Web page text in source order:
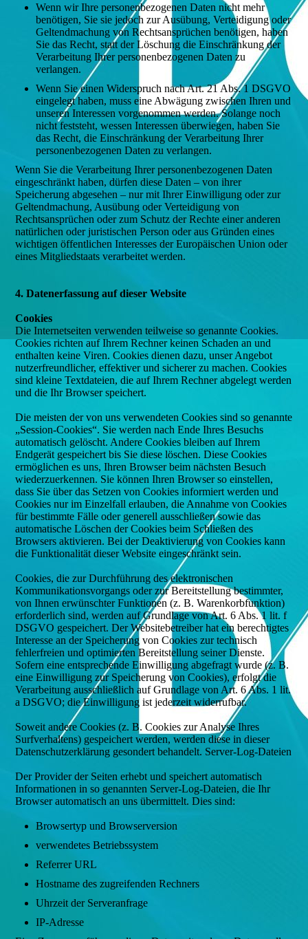
Wenn wir Ihre personenbezogenen Daten nicht mehr
benötigen, Sie sie jedoch zur Ausübung, Verteidigung oder
Geltendmachung von Rechtsansprüchen benötigen, haben
Sie das Recht, statt der Löschung die Einschränkung der
Verarbeitung Ihrer personenbezogenen Daten zu
verlangen.
Wenn Sie einen Widerspruch nach Art. 21 Abs. 1 DSGVO
eingelegt haben, muss eine Abwägung zwischen Ihren und
unseren Interessen vorgenommen werden. Solange noch
nicht feststeht, wessen Interessen überwiegen, haben Sie
das Recht, die Einschränkung der Verarbeitung Ihrer
personenbezogenen Daten zu verlangen.
Wenn Sie die Verarbeitung Ihrer personenbezogenen Daten
eingeschränkt haben, dürfen diese Daten – von ihrer
Speicherung abgesehen – nur mit Ihrer Einwilligung oder zur
Geltendmachung, Ausübung oder Verteidigung von
Rechtsansprüchen oder zum Schutz der Rechte einer anderen
natürlichen oder juristischen Person oder aus Gründen eines
wichtigen öffentlichen Interesses der Europäischen Union oder
eines Mitgliedstaats verarbeitet werden.
4. Datenerfassung auf dieser Website
Cookies
Die Internetseiten verwenden teilweise so genannte Cookies.
Cookies richten auf Ihrem Rechner keinen Schaden an und
enthalten keine Viren. Cookies dienen dazu, unser Angebot
nutzerfreundlicher, effektiver und sicherer zu machen. Cookies
sind kleine Textdateien, die auf Ihrem Rechner abgelegt werden
und die Ihr Browser speichert.
Die meisten der von uns verwendeten Cookies sind so genannte
„Session-Cookies“. Sie werden nach Ende Ihres Besuchs
automatisch gelöscht. Andere Cookies bleiben auf Ihrem
Endgerät gespeichert bis Sie diese löschen. Diese Cookies
ermöglichen es uns, Ihren Browser beim nächsten Besuch
wiederzuerkennen. Sie können Ihren Browser so einstellen,
dass Sie über das Setzen von Cookies informiert werden und
Cookies nur im Einzelfall erlauben, die Annahme von Cookies
für bestimmte Fälle oder generell ausschließen sowie das
automatische Löschen der Cookies beim Schließen des
Browsers aktivieren. Bei der Deaktivierung von Cookies kann
die Funktionalität dieser Website eingeschränkt sein.
Cookies, die zur Durchführung des elektronischen
Kommunikationsvorgangs oder zur Bereitstellung bestimmter,
von Ihnen erwünschter Funktionen (z. B. Warenkorbfunktion)
erforderlich sind, werden auf Grundlage von Art. 6 Abs. 1 lit. f
DSGVO gespeichert. Der Websitebetreiber hat ein berechtigtes
Interesse an der Speicherung von Cookies zur technisch
fehlerfreien und optimierten Bereitstellung seiner Dienste.
Sofern eine entsprechende Einwilligung abgefragt wurde (z. B.
eine Einwilligung zur Speicherung von Cookies), erfolgt die
Verarbeitung ausschließlich auf Grundlage von Art. 6 Abs. 1 lit.
a DSGVO; die Einwilligung ist jederzeit widerrufbar.
Soweit andere Cookies (z. B. Cookies zur Analyse Ihres
Surfverhaltens) gespeichert werden, werden diese in dieser
Datenschutzerklärung gesondert behandelt. Server-Log-Dateien
Der Provider der Seiten erhebt und speichert automatisch
Informationen in so genannten Server-Log-Dateien, die Ihr
Browser automatisch an uns übermittelt. Dies sind:
Browsertyp und Browserversion
verwendetes Betriebssystem
Referrer URL
Hostname des zugreifenden Rechners
Uhrzeit der Serveranfrage
IP-Adresse